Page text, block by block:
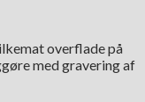
overflade på
med gravering af